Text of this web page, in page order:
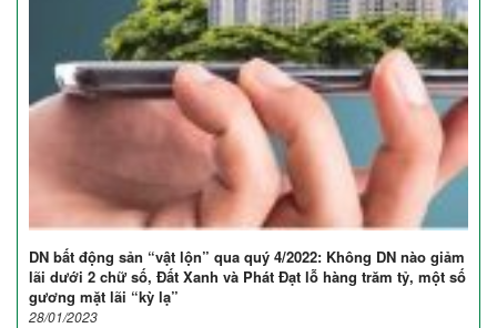
DN bất động sản “vật lộn” qua quý 4/2022: Không DN nào giảm
lãi dưới 2 chữ số, Đất Xanh và Phát Đạt lỗ hàng trăm tỷ, một số
gương mặt lãi “kỳ lạ”
28/01/2023